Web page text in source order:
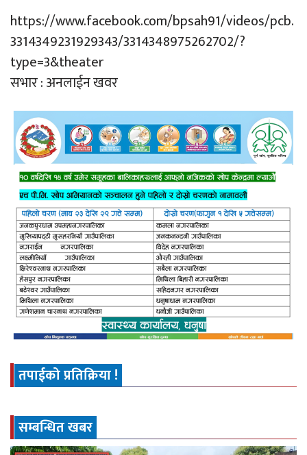
https://www.facebook.com/bpsah91/videos/pcb.
3314349231929343/3314348975262702/?
type=3&theater
सभार : अनलाईन खवर
तपाईको प्रतिक्रिया !
सम्बन्धित खबर